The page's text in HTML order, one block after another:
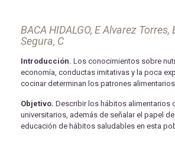
BACA HIDALGO, E Alvarez Torres,
Segura, C
Introducción. Los conocimientos sobre
economía, conductas imitativas y la poca
cocinar determinan los patrones
Objetivo. Describir los hábitos alimentarios
universitarios, además de señalar el papel
educación de hábitos saludables en esta